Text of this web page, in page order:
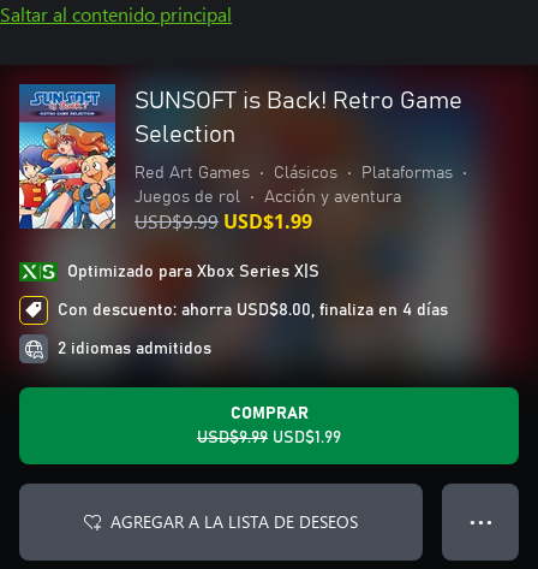
Saltar al contenido principal
SUNSOFT is Back! Retro Game
Selection
Red Art Games • Clásicos • Plataformas
•
Juegos de rol
• Acción y aventura
USD$9.99 USD$1.99
Optimizado para Xbox Series X|S
Con descuento: ahorra USD$8.00, finaliza en 4 días
2 idiomas admitidos
COMPRAR
USD$9.99 USD$1.99
AGREGAR A LA LISTA DE DESEOS ● ● ●